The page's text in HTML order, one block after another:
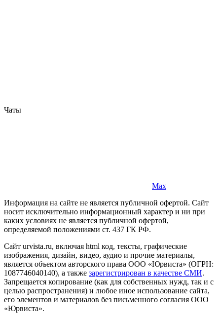
Чаты
Max
Информация на сайте не является публичной офертой. Cайт
носит исключительно информационный характер и ни при
каких условиях не является публичной офертой,
определяемой положениями ст. 437 ГК РФ.
Сайт urvista.ru, включая html код, тексты, графические
изображения, дизайн, видео­, аудио­ и прочие материалы,
является объектом авторского права ООО «Юрвиста» (ОГРН:
1087746040140), а также зарегистрирован в качестве СМИ.
Запрещается копирование (как для собственных нужд, так и с
целью распространения) и любое иное использование сайта,
его элементов и материалов без письменного согласия ООО
«Юрвиста».